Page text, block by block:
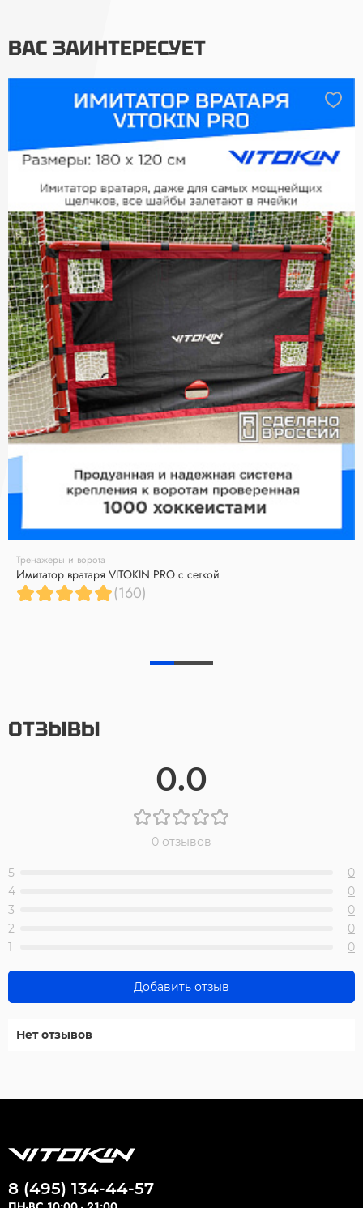
ВАС ЗАИНТЕРЕСУЕТ
Тренажеры и ворота
Имитатор вратаря VITOKIN PRO с сеткой
(160)
ОТЗЫВЫ
0.0
0 отзывов
5
0
4
0
3
0
2
0
1
0
Добавить отзыв
Нет отзывов
8 (495) 134-44-57